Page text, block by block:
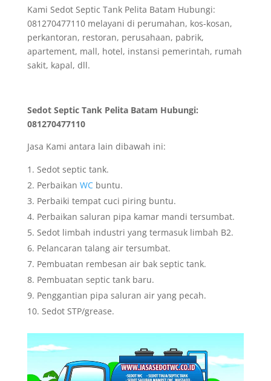
Kami Sedot Septic Tank Pelita Batam Hubungi:
081270477110 melayani di perumahan, kos-kosan,
perkantoran, restoran, perusahaan, pabrik,
apartement, mall, hotel, instansi pemerintah, rumah
sakit, kapal, dll.
Sedot Septic Tank Pelita Batam Hubungi:
081270477110
Jasa Kami antara lain dibawah ini:
Sedot septic tank.
Perbaikan WCbuntu.
Perbaiki tempat cuci piring buntu.
Perbaikan saluran pipa kamar mandi tersumbat.
Sedot limbah industri yang termasuk limbah B2.
Pelancaran talang air tersumbat.
Pembuatan rembesan air bak septic tank.
Pembuatan septic tank baru.
Penggantian pipa saluran air yang pecah.
Sedot STP/grease.